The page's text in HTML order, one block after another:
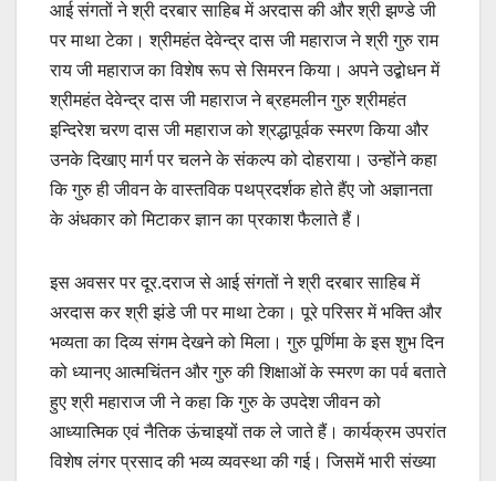
आई संगतों ने श्री दरबार साहिब में अरदास की और श्री झण्डे जी
पर माथा टेका। श्रीमहंत देवेन्द्र दास जी महाराज ने श्री गुरु राम
राय जी महाराज का विशेष रूप से सिमरन किया। अपने उद्बोधन में
श्रीमहंत देवेन्द्र दास जी महाराज ने ब्रहमलीन गुरु श्रीमहंत
इन्दिरेश चरण दास जी महाराज को श्रद्धापूर्वक स्मरण किया और
उनके दिखाए मार्ग पर चलने के संकल्प को दोहराया। उन्होंने कहा
कि गुरु ही जीवन के वास्तविक पथप्रदर्शक होते हैंए जो अज्ञानता
के अंधकार को मिटाकर ज्ञान का प्रकाश फैलाते हैं।
इस अवसर पर दूर.दराज से आई संगतों ने श्री दरबार साहिब में
अरदास कर श्री झंडे जी पर माथा टेका। पूरे परिसर में भक्ति और
भव्यता का दिव्य संगम देखने को मिला। गुरु पूर्णिमा के इस शुभ दिन
को ध्यानए आत्मचिंतन और गुरु की शिक्षाओं के स्मरण का पर्व बताते
हुए श्री महाराज जी ने कहा कि गुरु के उपदेश जीवन को
आध्यात्मिक एवं नैतिक ऊंचाइयों तक ले जाते हैं। कार्यक्रम उपरांत
विशेष लंगर प्रसाद की भव्य व्यवस्था की गई। जिसमें भारी संख्या